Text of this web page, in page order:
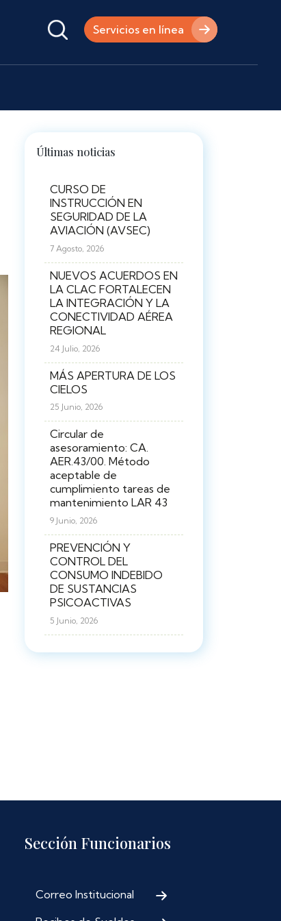
Servicios en línea
Últimas noticias
CURSO DE
INSTRUCCIÓN EN
SEGURIDAD DE LA
AVIACIÓN (AVSEC)
7 Agosto, 2026
NUEVOS ACUERDOS EN
LA CLAC FORTALECEN
LA INTEGRACIÓN Y LA
CONECTIVIDAD AÉREA
REGIONAL
24 Julio, 2026
MÁS APERTURA DE LOS
CIELOS
25 Junio, 2026
Circular de
asesoramiento: CA.
AER.43/00. Método
aceptable de
cumplimiento tareas de
mantenimiento LAR 43
9 Junio, 2026
PREVENCIÓN Y
CONTROL DEL
CONSUMO INDEBIDO
DE SUSTANCIAS
PSICOACTIVAS
5 Junio, 2026
Sección Funcionarios
Correo Institucional